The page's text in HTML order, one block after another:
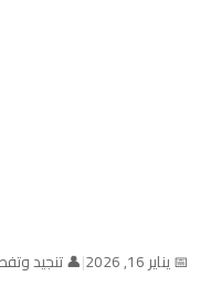
📅 يناير 16, 2026 |👤 تنجيد